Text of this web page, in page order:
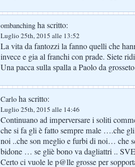
ombanching ha scritto:
Luglio 25th, 2015 alle 13:52
La vita da fantozzi la fanno quelli che
invece e gia al franchi con prade. Siete
Una pacca sulla spalla a Paolo da
Carlo ha scritto:
Luglio 25th, 2015 alle 14:46
Continuano ad imperversare i soliti
che si fa gli è fatto sempre male ….che
noi ..che son meglio e furbi di noi… che
bidone … se gliè bono va dagliattri ..
Certo ci vuole le p@lle grosse per